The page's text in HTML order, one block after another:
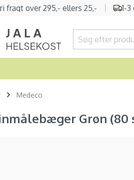
fragt over 295,- ellers 25,- 1-
Medeco
Grøn (80